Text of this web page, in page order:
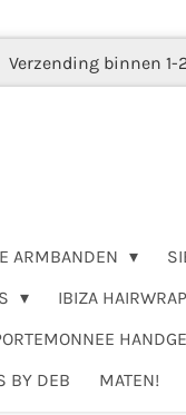
Verzending binnen
ARMBANDEN
IBIZA
BY DEB
MATEN!